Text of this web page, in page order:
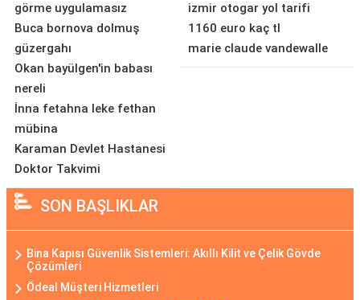
görme uygulamasız
Buca bornova dolmuş
güzergahı
Okan bayülgen'in babası
nereli
İnna fetahna leke fethan
mübina
Karaman Devlet Hastanesi
Doktor Takvimi
izmir otogar yol tarifi
1160 euro kaç tl
marie claude vandewalle
SON BAŞLIKLAR
Bina Kapısı Güvenlik Sistemleri: Akıllı Kilit ve Çelik Gövde
Çözümleri
Ödeal Müşteri Hizmetleri